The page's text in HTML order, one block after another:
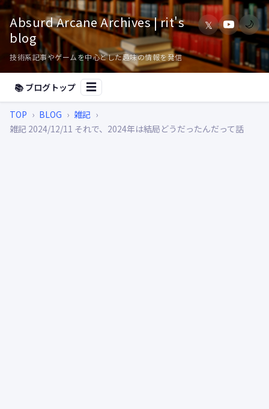
Absurd Arcane Archives | rit's
blog
技術系記事やゲームを中心とした趣味の情報を発信
𝕏 🌙
📚 ブログトップ ☰
TOP › BLOG › 雑記 ›
雑記 2024/12/11 それで、2024年は結局どうだったんだって話